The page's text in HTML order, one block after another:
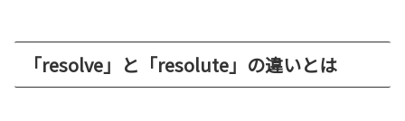
「resolve」と「resolute」の違いとは